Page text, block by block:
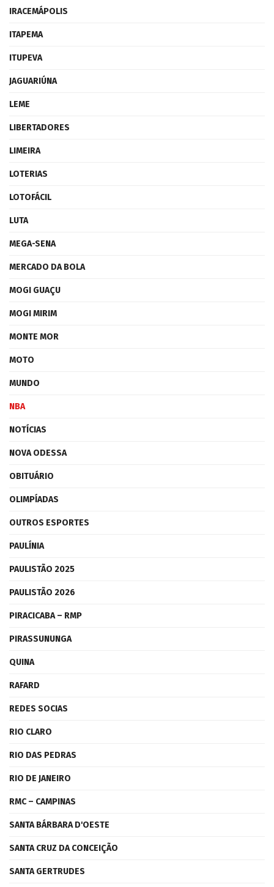
IRACEMÁPOLIS
ITAPEMA
ITUPEVA
JAGUARIÚNA
LEME
LIBERTADORES
LIMEIRA
LOTERIAS
LOTOFÁCIL
LUTA
MEGA-SENA
MERCADO DA BOLA
MOGI GUAÇU
MOGI MIRIM
MONTE MOR
MOTO
MUNDO
NBA
NOTÍCIAS
NOVA ODESSA
OBITUÁRIO
OLIMPÍADAS
OUTROS ESPORTES
PAULÍNIA
PAULISTÃO 2025
PAULISTÃO 2026
PIRACICABA – RMP
PIRASSUNUNGA
QUINA
RAFARD
REDES SOCIAS
RIO CLARO
RIO DAS PEDRAS
RIO DE JANEIRO
RMC – CAMPINAS
SANTA BÁRBARA D'OESTE
SANTA CRUZ DA CONCEIÇÃO
SANTA GERTRUDES